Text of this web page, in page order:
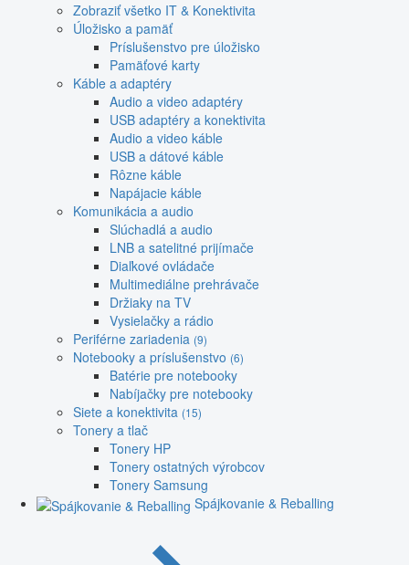
Zobraziť všetko IT & Konektivita
Úložisko a pamäť
Príslušenstvo pre úložisko
Pamäťové karty
Káble a adaptéry
Audio a video adaptéry
USB adaptéry a konektivita
Audio a video káble
USB a dátové káble
Rôzne káble
Napájacie káble
Komunikácia a audio
Slúchadlá a audio
LNB a satelitné prijímače
Diaľkové ovládače
Multimediálne prehrávače
Držiaky na TV
Vysielačky a rádio
Periférne zariadenia (9)
Notebooky a príslušenstvo (6)
Batérie pre notebooky
Nabíjačky pre notebooky
Siete a konektivita (15)
Tonery a tlač
Tonery HP
Tonery ostatných výrobcov
Tonery Samsung
Spájkovanie & Reballing